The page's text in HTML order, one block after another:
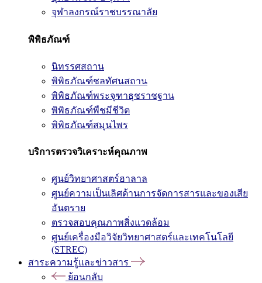
จุฬาลงกรณ์ราชบรรณาลัย
พิพิธภัณฑ์
นิทรรศสถาน
พิพิธภัณฑ์ชลทัศนสถาน
พิพิธภัณฑ์พระจุฑาธุชราชฐาน
พิพิธภัณฑ์พืชมีชีวิต
พิพิธภัณฑ์สมุนไพร
บริการตรวจวิเคราะห์คุณภาพ
ศูนย์วิทยาศาสตร์ฮาลาล
ศูนย์ความเป็นเลิศด้านการจัดการสารและของเสีย
อันตราย
ตรวจสอบคุณภาพสิ่งแวดล้อม
ศูนย์เครื่องมือวิจัยวิทยาศาสตร์และเทคโนโลยี
(STREC)
สาระความรู้และข่าวสาร
ย้อนกลับ